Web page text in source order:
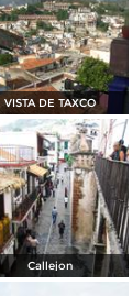
VISTA DE TAXCO
Callejon